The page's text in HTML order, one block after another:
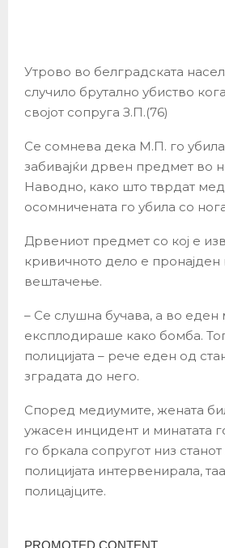
Утрово во белградската
случило брутално убиство
својот сопруга З.П.(76)
Се сомнева дека М.П. го убила
забивајќи дрвен предмет во
Наводно, како што тврдат
осомничената го убила со
Дрвениот предмет со кој е
кривичното дело е пронајден
вештачење.
– Се слушна бучава, а во еден
експлодираше како бомба.
полицијата – рече еден од
зградата до него.
Според медиумите, жената
ужасен инцидент и минатата
го бркала сопругот низ
полицијата интервенирала,
полицајците.